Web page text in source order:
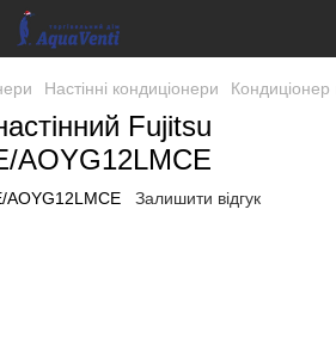
Настінні кондиціонери
Fujitsu
AOYG12LMCE
AOYG12LMCE Залишити відгук